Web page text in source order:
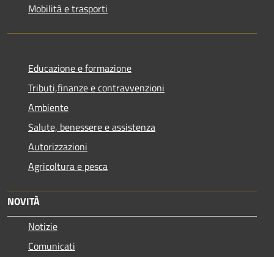
Mobilità e trasporti
Educazione e formazione
Tributi,finanze e contravvenzioni
Ambiente
Salute, benessere e assistenza
Autorizzazioni
Agricoltura e pesca
NOVITÀ
Notizie
Comunicati